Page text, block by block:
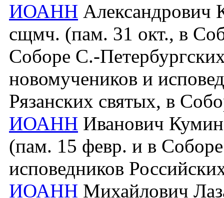
ИОАНН Александрович
сщмч. (пам. 31 окт., в
Соборе С.-
новомучеников и
Рязанских святых, в
ИОАНН Иванович
(пам. 15 февр. и в
исповедников
ИОАНН Михайлович